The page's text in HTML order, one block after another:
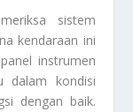
sistem
kendaraan ini
instrumen
dalam kondisi
dengan baik.